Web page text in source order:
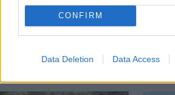
CONFIRM
Data Deletion Data Access
starú chalupu na
nepoznanie: Keď
vojdete dnu, zabudnete,
že nie ste v Toskánsku